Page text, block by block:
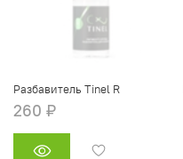
Разбавитель Tinel R
260 ₽